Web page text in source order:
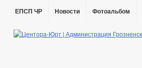
ЕПСП ЧР Новости Фотоальбом